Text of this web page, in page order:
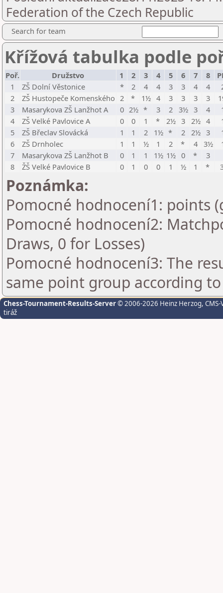
Federation of the Czech Republic
Search for team
Křížová tabulka podle
Poř. Družstvo 1 2 3 4 5 6 7 8
1
ZŠ Dolní Věstonice * 2 4 4 3 3 4 4
2
ZŠ Hustopeče Komenského 2 * 1½ 4 3 3 3 3
3
Masarykova ZŠ Lanžhot A 0 2½ * 3 2 3½ 3 4
4
ZŠ Velké Pavlovice A 0 0 1 * 2½ 3 2½ 4
5
ZŠ Břeclav Slovácká 1 1 2 1½ * 2 2½ 3
6
ZŠ Drnholec 1 1 ½ 1 2 * 4 3½
7
Masarykova ZŠ Lanžhot B 0 1 1 1½ 1½ 0 *
3
8
ŽŠ Velké Pavlovice B 0 1 0 0 1 ½ 1 *
Poznámka:
Pomocné hodnocení1: points
Pomocné hodnocení2:
Draws, 0 for Losses)
Pomocné hodnocení3: The
same point group according
Chess-Tournament-Results-Server© 2006-2026 Heinz Herzog,
tiráž